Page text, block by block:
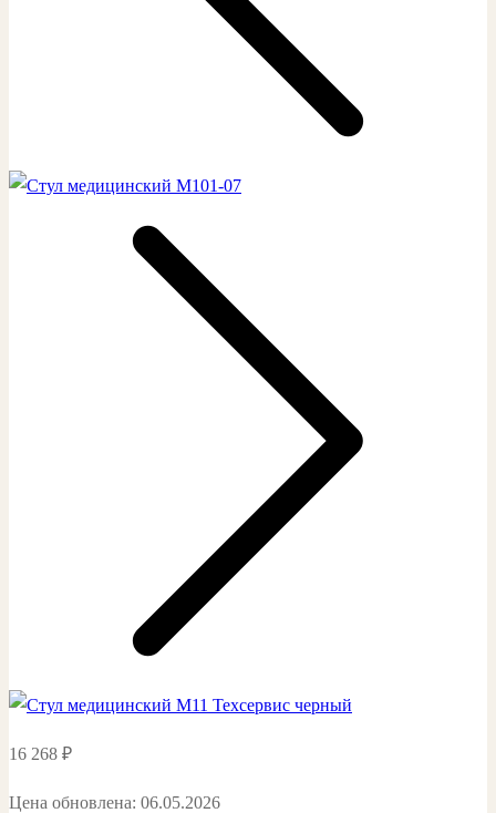
16 268 ₽
Цена обновлена: 06.05.2026